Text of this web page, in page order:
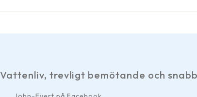
och snabb service. Tack.